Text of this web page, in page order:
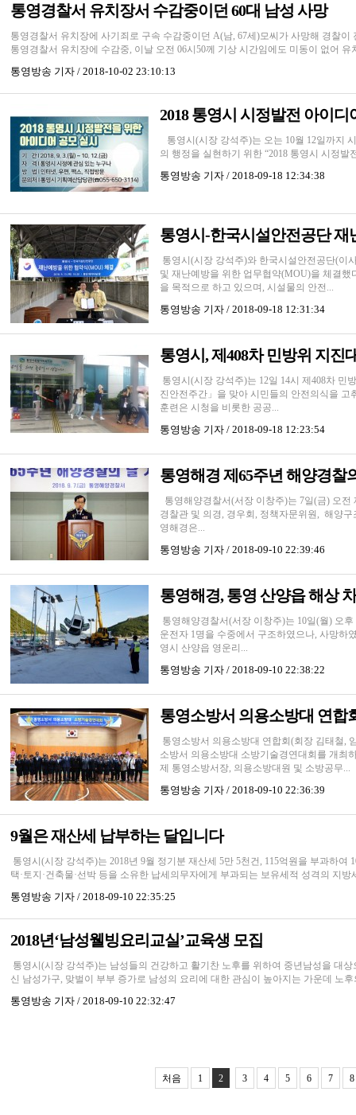
통영경찰서 유치장서 수감중이던 60대 남성 사망
통영경찰서 유치장에 사기죄로 구속 수감중이던 A(남, 67세)모씨가 사망해 경찰
통영경찰서 유치장에 수감중, 이날 오전 06시50께 기상 시간임에도 미동이 없어
통영방송 기자 / 2018-10-02 23:10:13
2018 통영시 시정발전 아이디
통영시(시장 강석주)는 오는 10월 12일까지
의 행정을 실현하기 위한 “2018 통영시 시정
통영방송 기자 / 2018-09-18 12:34:38
통영시-한국시설안전공단 재
통영시(시장 강석주)와 한국시설안전공단(이
및 재난예방을 위한 업무협약(MOU)을 체결
을 목적으로 하고 있으며, 시설물의 안전...
통영방송 기자 / 2018-09-18 12:31:34
통영시, 제408차 민방위 지진
통영시(시장 강석주)는 12일 14시 제408차 민
진안전주간」을 맞아 시민들의 안전의식을
훈련은 시청을 비롯한 공공...
통영방송 기자 / 2018-09-18 12:23:54
통영해경 제65주년 해양경찰
통영해양경찰서(서장 이창주)는 7일(금) 오
경찰관 및 의경, 경우회, 정책자문위원, 해양
영해경은...
통영방송 기자 / 2018-09-10 22:39:46
통영해경, 통영 산양읍 해상
통영해양경찰서(서장 이창주)는 10일(월) 오
운전자 1명을 수중에서 구조하였으나, 사망하
영시 산양읍 영운리...
통영방송 기자 / 2018-09-10 22:38:22
통영소방서 의용소방대 연합
통영소방서 의용소방대 연합회(회장 김태철,
소방서 의용소방대 소방기술경연대회를 개최
제 통영소방서장, 의용소방대원 및 소방공무...
통영방송 기자 / 2018-09-10 22:36:39
9월은 재산세 납부하는 달입니다
통영시(시장 강석주)는 2018년 9월 정기분 재산세 5만 5천건, 115억원을 부과하
택·토지·건축물·선박 등을 소유한 납세의무자에게 부과되는 보유세적 성격의 지방
통영방송 기자 / 2018-09-10 22:35:25
2018년‘남성웰빙요리교실’교육생 모집
통영시(시장 강석주)는 남성들의 건강하고 활기찬 노후를 위하여 중년남성을 대
신 남성가구, 맞벌이 부부 증가로 남성의 요리에 대한 관심이 높아지는 가운데 노
통영방송 기자 / 2018-09-10 22:32:47
처음 1 2 3 4 5 6 7 8